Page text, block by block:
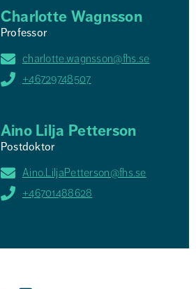
Charlotte Wagnsson
Professor
charlotte.wagnsson@fhs.se
+46729748507
Aino Lilja Petterson
Postdoktor
Aino.LiljaPetterson@fhs.se
+46701488628